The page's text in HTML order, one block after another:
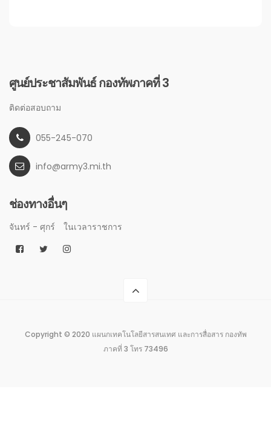
ศูนย์ประชาสัมพันธ์ กองทัพภาคที่ 3
ติดต่อสอบถาม
055-245-070
info@army3.mi.th
ช่องทางอื่นๆ
จันทร์ - ศุกร์ ในเวลาราชการ
Copyright © 2020 แผนกเทคโนโลยีสารสนเทศ และการสื่อสาร กองทัพ
ภาคที่ 3 โทร 73496